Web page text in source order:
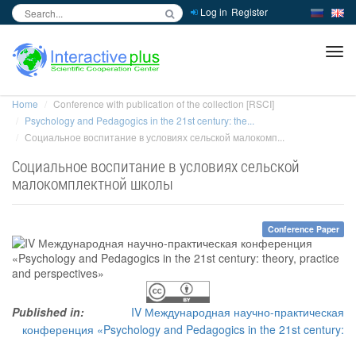
Log in Register
Home
Conference with publication of the collection [RSCI]
Psychology and Pedagogics in the 21st century: the...
Социальное воспитание в условиях сельской малокомп...
Социальное воспитание в условиях сельской
малокомплектной школы
Conference Paper
Published in:
IV Международная научно-практическая
конференция «Psychology and Pedagogics in the 21st century: